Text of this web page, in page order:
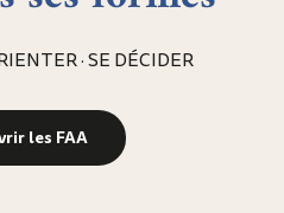
· SE DÉCIDER
les FAA